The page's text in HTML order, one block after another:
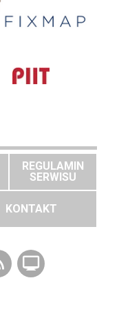
REGULAMIN
SERWISU
KONTAKT